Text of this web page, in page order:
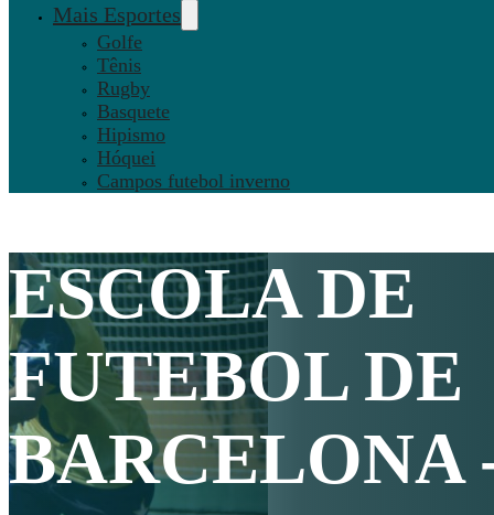
Mais Esportes
Golfe
Tênis
Rugby
Basquete
Hipismo
Hóquei
Campos futebol inverno
ESCOLA DE
FUTEBOL DE
BARCELONA